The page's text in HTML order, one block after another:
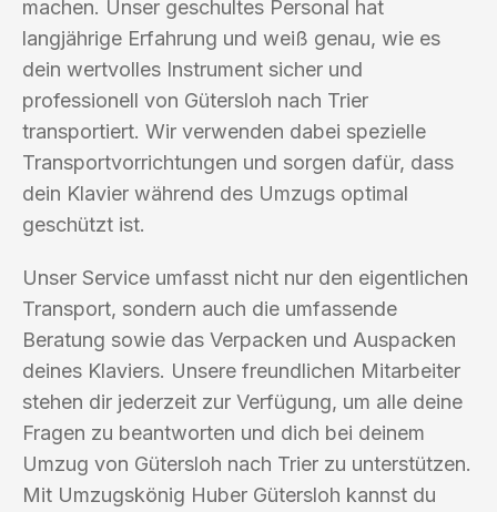
machen. Unser geschultes Personal hat
langjährige Erfahrung und weiß genau, wie es
dein wertvolles Instrument sicher und
professionell von Gütersloh nach Trier
transportiert. Wir verwenden dabei spezielle
Transportvorrichtungen und sorgen dafür, dass
dein Klavier während des Umzugs optimal
geschützt ist.
Unser Service umfasst nicht nur den eigentlichen
Transport, sondern auch die umfassende
Beratung sowie das Verpacken und Auspacken
deines Klaviers. Unsere freundlichen Mitarbeiter
stehen dir jederzeit zur Verfügung, um alle deine
Fragen zu beantworten und dich bei deinem
Umzug von Gütersloh nach Trier zu unterstützen.
Mit Umzugskönig Huber Gütersloh kannst du